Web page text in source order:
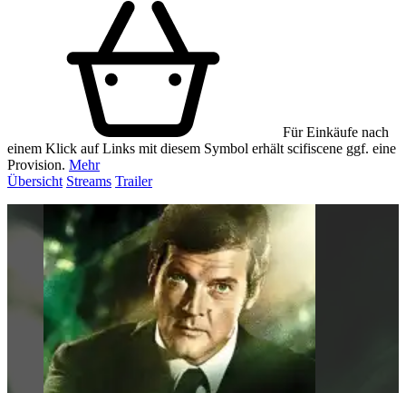
Für Einkäufe nach
einem Klick auf Links mit diesem Symbol erhält scifiscene ggf. eine
Provision. Mehr
Übersicht Streams Trailer